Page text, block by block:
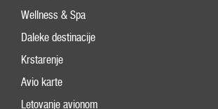
Wellness & Spa
Daleke destinacije
Krstarenje
Avio karte
Letovanje avionom